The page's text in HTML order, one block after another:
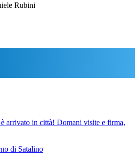
Rubini
arrivato in città! Domani visite e firma,
di Satalino